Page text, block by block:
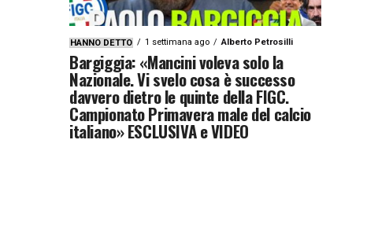
HANNO DETTO 1 settimana ago Alberto Petrosilli
Bargiggia: «Mancini voleva solo la
Nazionale. Vi svelo cosa è successo
davvero dietro le quinte della FIGC.
Campionato Primavera male del calcio
italiano» ESCLUSIVA e VIDEO